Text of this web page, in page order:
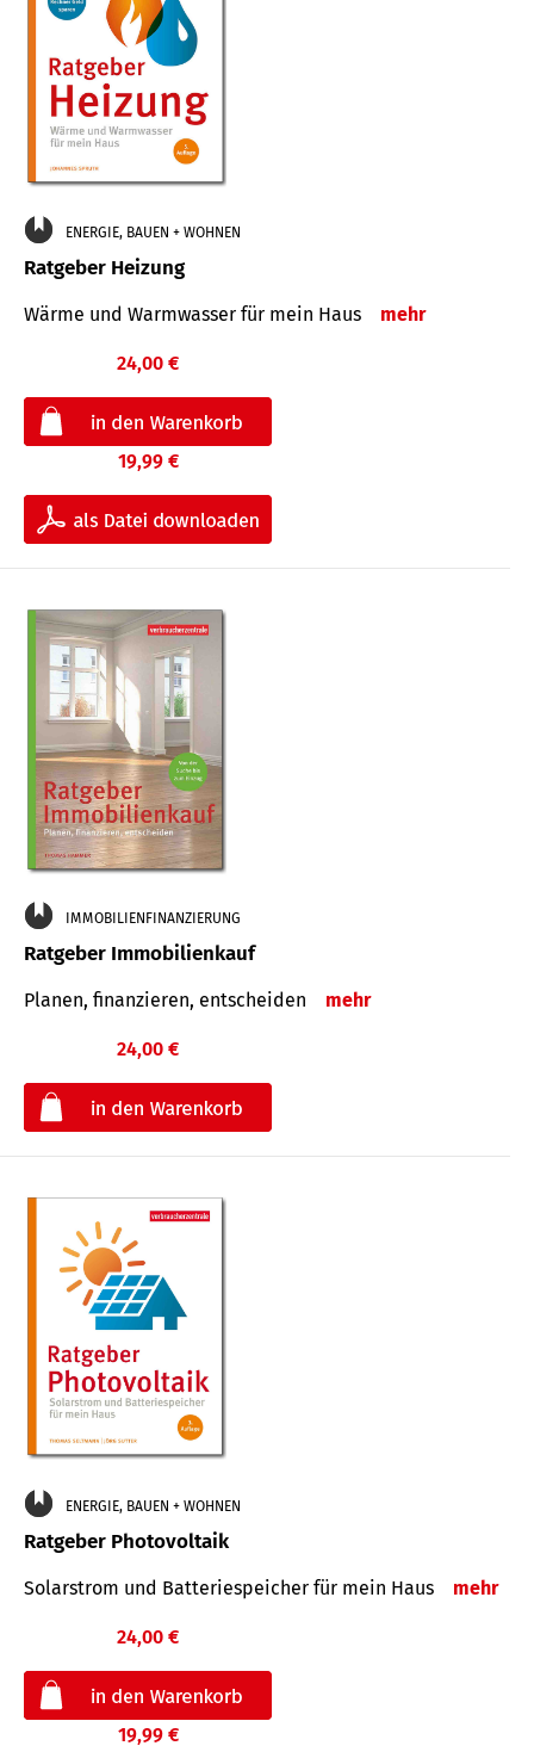
ENERGIE, BAUEN + WOHNEN
Ratgeber Heizung
Wärme und Warmwasser für mein Haus mehr
24,00 €
19,99 €
IMMOBILIENFINANZIERUNG
Ratgeber Immobilienkauf
Planen, finanzieren, entscheiden mehr
24,00 €
ENERGIE, BAUEN + WOHNEN
Ratgeber Photovoltaik
Solarstrom und Batteriespeicher für mein Haus mehr
24,00 €
19,99 €